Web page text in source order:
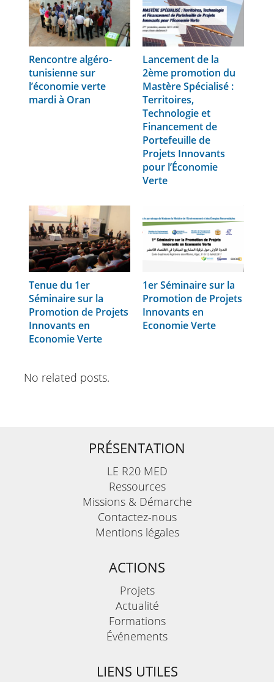
Rencontre algéro-
tunisienne sur
l’économie verte
mardi à Oran
Lancement de la
2ème promotion du
Mastère Spécialisé :
Territoires,
Technologie et
Financement de
Portefeuille de
Projets Innovants
pour l’Économie
Verte
Tenue du 1er
Séminaire sur la
Promotion de Projets
Innovants en
Economie Verte
1er Séminaire sur la
Promotion de Projets
Innovants en
Economie Verte
No related posts.
PRÉSENTATION
LE R20 MED
Ressources
Missions & Démarche
Contactez-nous
Mentions légales
ACTIONS
Projets
Actualité
Formations
Événements
LIENS UTILES